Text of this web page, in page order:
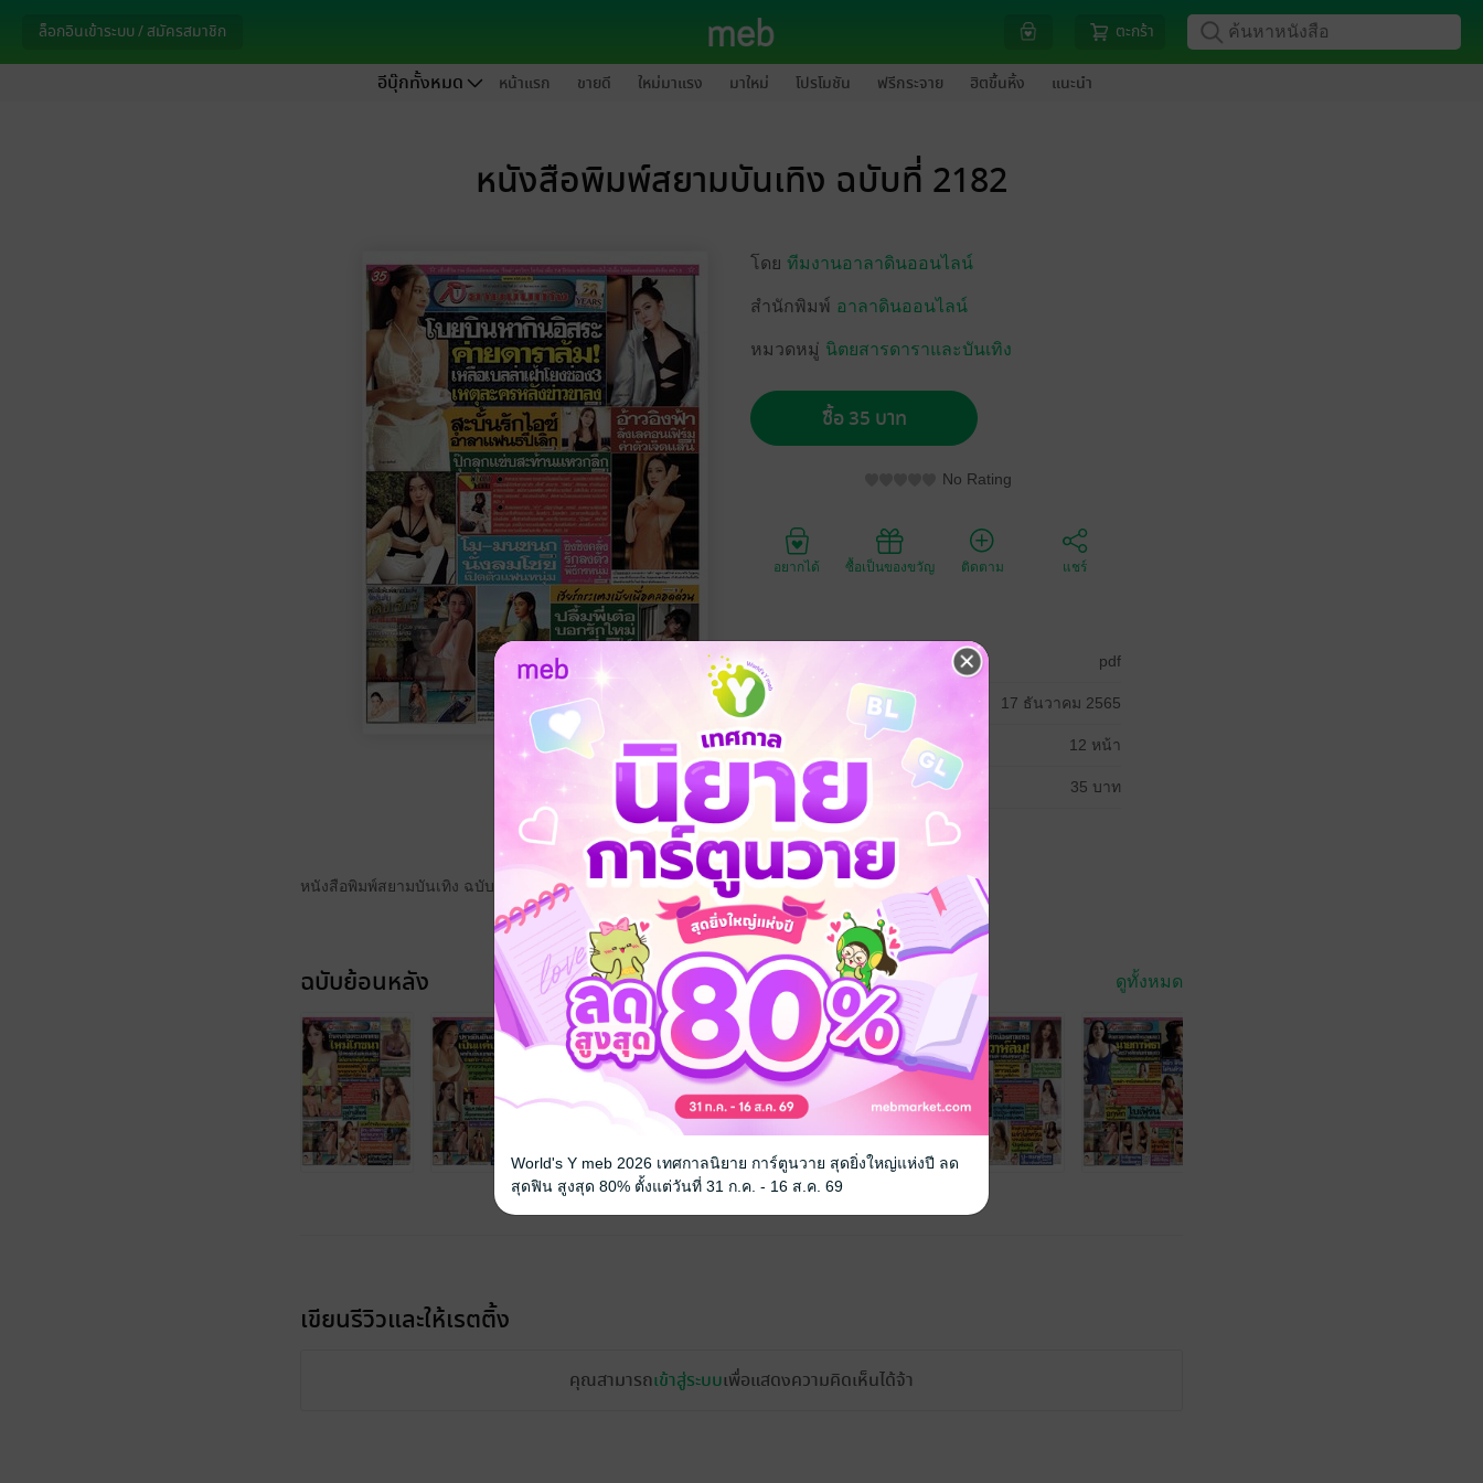
ล็อกอินเข้าระบบ / สมัครสมาชิก ตะกร้า
อีบุ๊กทั้งหมด หน้าแรก ขายดี ใหม่มาแรง มาใหม่ โปรโมชัน ฟรีกระจาย ฮิตขึ้นหิ้ง แนะนำ
หนังสือพิมพ์สยามบันเทิง ฉบับที่ 2182
โดย ทีมงานอาลาดินออนไลน์
สำนักพิมพ์ อาลาดินออนไลน์
หมวดหมู่ นิตยสารดาราและบันเทิง
ซื้อ 35 บาท
No Rating
อยากได้ ซื้อเป็นของขวัญ ติดตาม แชร์
ประเภทไฟล์ pdf
วันที่วางขาย 17 ธันวาคม 2565
ความยาว 12 หน้า
ราคาปก 35 บาท
หนังสือพิมพ์สยามบันเทิง ฉบับที่ 2182
ฉบับย้อนหลัง ดูทั้งหมด
เขียนรีวิวและให้เรตติ้ง
คุณสามารถเข้าสู่ระบบเพื่อแสดงความคิดเห็นได้จ้า
World's Y meb 2026 เทศกาลนิยาย การ์ตูนวาย สุดยิ่งใหญ่แห่งปี ลด
สุดฟิน สูงสุด 80% ตั้งแต่วันที่ 31 ก.ค. - 16 ส.ค. 69